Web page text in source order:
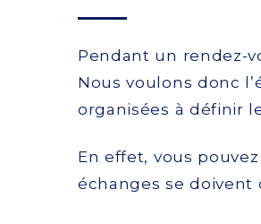
Pendant un rendez-
Nous voulons donc
organisées à définir
En effet, vous
échanges se doivent